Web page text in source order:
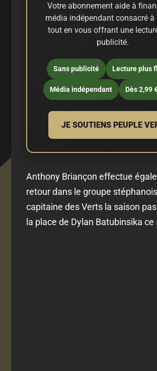
Votre abonnement aide à
média indépendant consacré à
tout en vous offrant une
publicité.
Sans publicité Lecture plus
Média indépendant Dès 2,99
JE SOUTIENS PEUPLE
Anthony Briançon effectue
retour dans le groupe
capitaine des Verts la saison
la place de Dylan Batubinsika ce